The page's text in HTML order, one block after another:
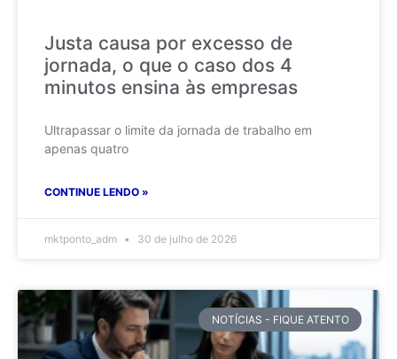
Justa causa por excesso de
jornada, o que o caso dos 4
minutos ensina às empresas
Ultrapassar o limite da jornada de trabalho em
apenas quatro
CONTINUE LENDO »
mktponto_adm 30 de julho de 2026
NOTÍCIAS - FIQUE ATENTO